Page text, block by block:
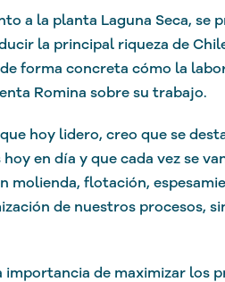
a la planta Laguna Seca, se
la principal riqueza de
forma concreta cómo la
Romina sobre su trabajo.
hoy lidero, creo que se
en día y que cada vez se
molienda, flotación,
de nuestros procesos,
importancia de maximizar los